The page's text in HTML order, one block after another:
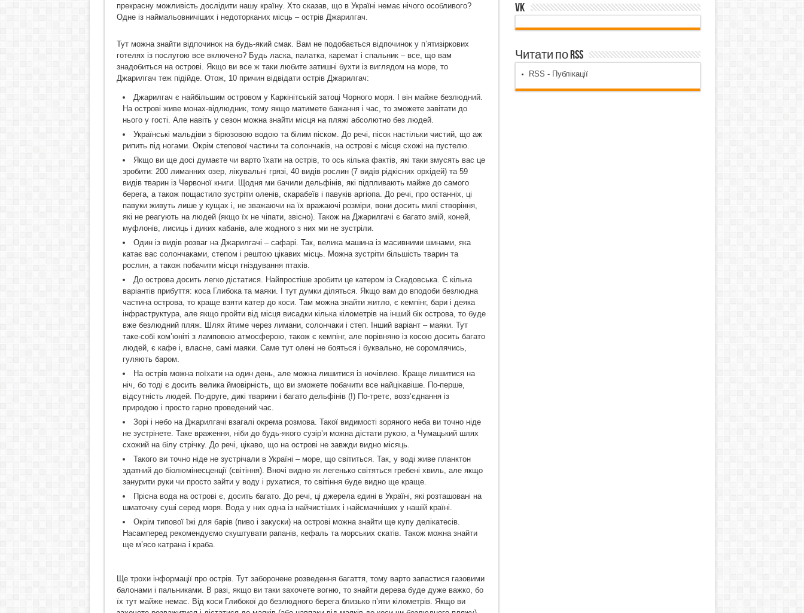
прекрасну можливість дослідити нашу країну. Хто сказав, що в Україні немає нічого особливого?
Одне із наймальовничіших і недоторканих місць – острів Джарилгач.
Тут можна знайти відпочинок на будь-який смак. Вам не подобається відпочинок у п’ятизіркових
готелях із послугою все включено? Будь ласка, палатка, каремат і спальник – все, що вам
знадобиться на острові. Якщо ви все ж таки любите затишні бухти із виглядом на море, то
Джарилгач теж підійде. Отож, 10 причин відвідати острів Джарилгач:
Джарилгач є найбільшим островом у Каркінітській затоці Чорного моря. І він майже безлюдний.
На острові живе монах-відлюдник, тому якщо матимете бажання і час, то зможете завітати до
нього у гості. Але навіть у сезон можна знайти місця на пляжі абсолютно без людей.
Українські мальдіви з бірюзовою водою та білим піском. До речі, пісок настільки чистий, що аж
рипить під ногами. Окрім степової частини та солончаків, на острові є місця схожі на пустелю.
Якщо ви ще досі думаєте чи варто їхати на острів, то ось кілька фактів, які таки змусять вас це
зробити: 200 лиманних озер, лікувальні грязі, 40 видів рослин (7 видів рідкісних орхідей) та 59
видів тварин із Червоної книги. Щодня ми бачили дельфінів, які підпливають майже до самого
берега, а також пощастило зустріти оленів, скарабеїв і павуків аргіопа. До речі, про останніх, ці
павуки живуть лише у кущах і, не зважаючи на їх вражаючі розміри, вони досить милі створіння,
які не реагують на людей (якщо їх не чіпати, звісно). Також на Джарилгачі є багато змій, коней,
муфлонів, лисиць і диких кабанів, але жодного з них ми не зустріли.
Один із видів розваг на Джарилгачі – сафарі. Так, велика машина із масивними шинами, яка
катає вас солончаками, степом і рештою цікавих місць. Можна зустріти більшість тварин та
рослин, а також побачити місця гніздування птахів.
До острова досить легко дістатися. Найпростіше зробити це катером із Скадовська. Є кілька
варіантів прибуття: коса Глибока та маяки. І тут думки діляться. Якщо вам до вподоби безлюдна
частина острова, то краще взяти катер до коси. Там можна знайти житло, є кемпінг, бари і деяка
інфраструктура, але якщо пройти від місця висадки кілька кілометрів на інший бік острова, то буде
вже безлюдний пляж. Шлях йтиме через лимани, солончаки і степ. Інший варіант – маяки. Тут
таке-собі ком’юніті з ламповою атмосферою, також є кемпінг, але порівняно із косою досить багато
людей, є кафе і, власне, самі маяки. Саме тут олені не бояться і буквально, не соромлячись,
гуляють баром.
На острів можна поїхати на один день, але можна лишитися із ночівлею. Краще лишитися на
ніч, бо тоді є досить велика ймовірність, що ви зможете побачити все найцікавіше. По-перше,
відсутність людей. По-друге, дикі тварини і багато дельфінів (!) По-третє, возз’єднання із
природою і просто гарно проведений час.
Зорі і небо на Джарилгачі взагалі окрема розмова. Такої видимості зоряного неба ви точно ніде
не зустрінете. Таке враження, ніби до будь-якого сузір’я можна дістати рукою, а Чумацький шлях
схожий на білу стрічку. До речі, цікаво, що на острові не завжди видно місяць.
Такого ви точно ніде не зустрічали в Україні – море, що світиться. Так, у воді живе планктон
здатний до біолюмінесценції (світіння). Вночі видно як легенько світяться гребені хвиль, але якщо
занурити руки чи просто зайти у воду і рухатися, то світіння буде видно ще краще.
Прісна вода на острові є, досить багато. До речі, ці джерела єдині в Україні, які розташовані на
шматочку суші серед моря. Вода у них одна із найчистіших і найсмачніших у нашій країні.
Окрім типової їжі для барів (пиво і закуски) на острові можна знайти ще купу делікатесів.
Насамперед рекомендуємо скуштувати рапанів, кефаль та морських скатів. Також можна знайти
ще м’ясо катрана і краба.
Ще трохи інформації про острів. Тут заборонене розведення багаття, тому варто запастися газовими
балонами і пальниками. В разі, якщо ви таки захочете вогню, то знайти дерева буде дуже важко, бо
їх тут майже немає. Від коси Глибокої до безлюдного берега близько п’яти кілометрів. Якщо ви
VK
Читати по RSS
RSS - Публікації